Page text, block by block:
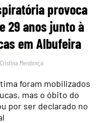
provoca
29 anos junto à
em Albufeira
Cristina Mendonça
foram mobilizados
mas o óbito do
por ser declarado no